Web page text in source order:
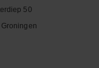
50
Groningen